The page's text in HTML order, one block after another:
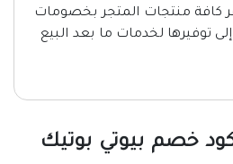
كافة منتجات المتجر بخصومات
توفيرها لخدمات ما بعد البيع
خصم بيوتي بوتيك